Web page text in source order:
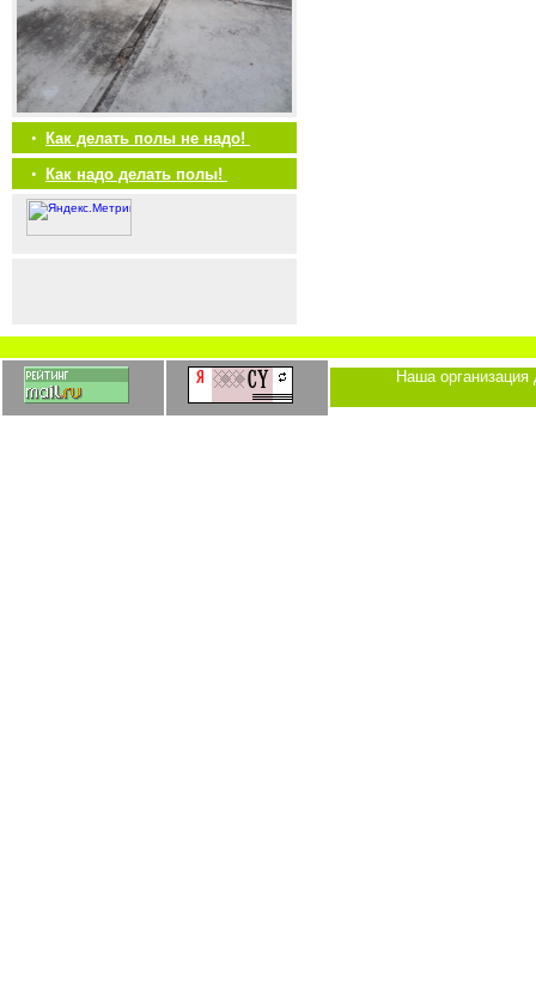
•
Как делать полы не надо!
•
Как надо делать полы!
Наша